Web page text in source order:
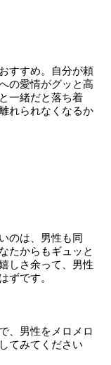
すすめ。自分が頼
の愛情がグッと高
一緒だと落ち着
れられなくなるか
のは、男性も同
たからもギュッと
しさ余って、男性
ずです。
、男性をメロメロ
てみてください